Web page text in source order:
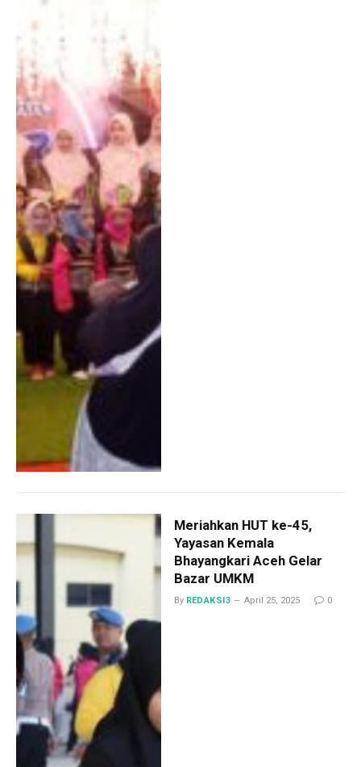
Meriahkan HUT ke-45,
Yayasan Kemala
Bhayangkari Aceh Gelar
Bazar UMKM
By REDAKSI3 April 25, 2025 0